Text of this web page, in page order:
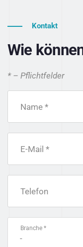
Kontakt
Wie
* – Pflichtfelder
Name *
E-Mail *
Telefon
Branche *
-